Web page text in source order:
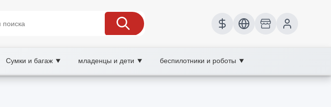
Сумки и багаж ▼ младенцы и дети ▼ беспилотники и роботы ▼